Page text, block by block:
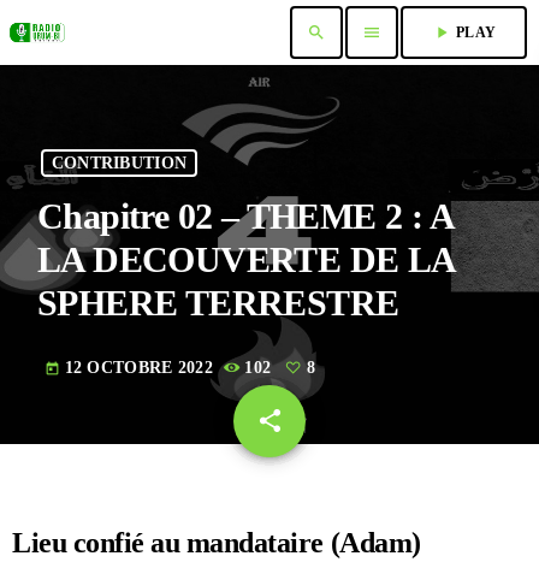
search menu play_arrow PLAY
CONTRIBUTION
Chapitre 02 – THEME 2 : A
LA DECOUVERTE DE LA
SPHERE TERRESTRE
today 12 OCTOBRE 2022 102 8
share
email
Lieu confié au mandataire (Adam)